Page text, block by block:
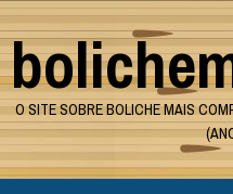
Skip
to
content
O SITE SOBRE BOLICHE MAIS